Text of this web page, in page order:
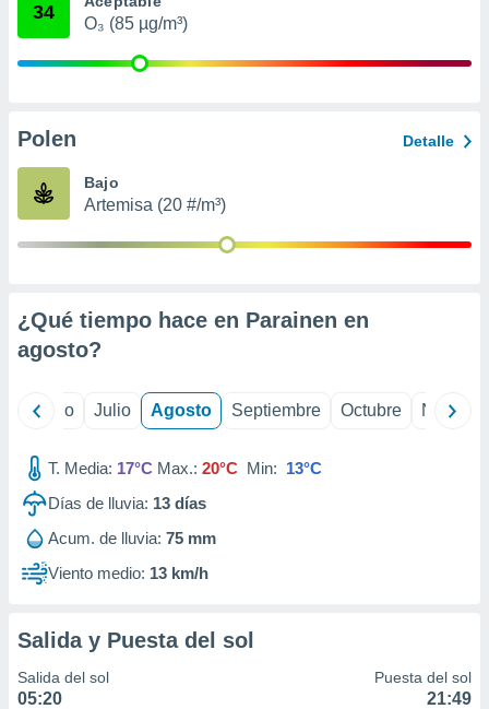
publicidad
de
1199
34
O₃ (85 µg/m³)
Polen Detalle
Bajo
Artemisa (20 #/m³)
¿Qué tiempo hace en Parainen en
agosto?
Junio Julio Agosto Septiembre Octubre
T. Media: 17°C Max.: 20°C Min: 13°C
Días de lluvia: 13 días
Acum. de lluvia: 75 mm
Viento medio: 13 km/h
Salida y Puesta del sol
Salida del sol
05:20
Puesta del sol
21:49